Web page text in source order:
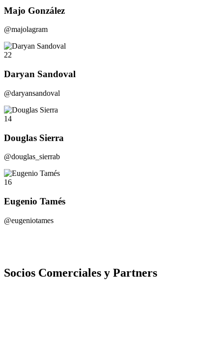
Majo González
@majolagram
22
Daryan Sandoval
@daryansandoval
14
Douglas Sierra
@douglas_sierrab
16
Eugenio Tamés
@eugeniotames
Socios Comerciales y Partners